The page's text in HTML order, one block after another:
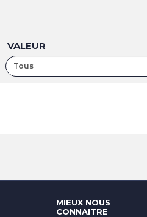
VALEUR
Tous
MIEUX NOUS
CONNAITRE